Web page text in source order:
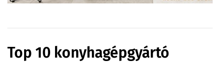
Top 10 konyhagépgyártó